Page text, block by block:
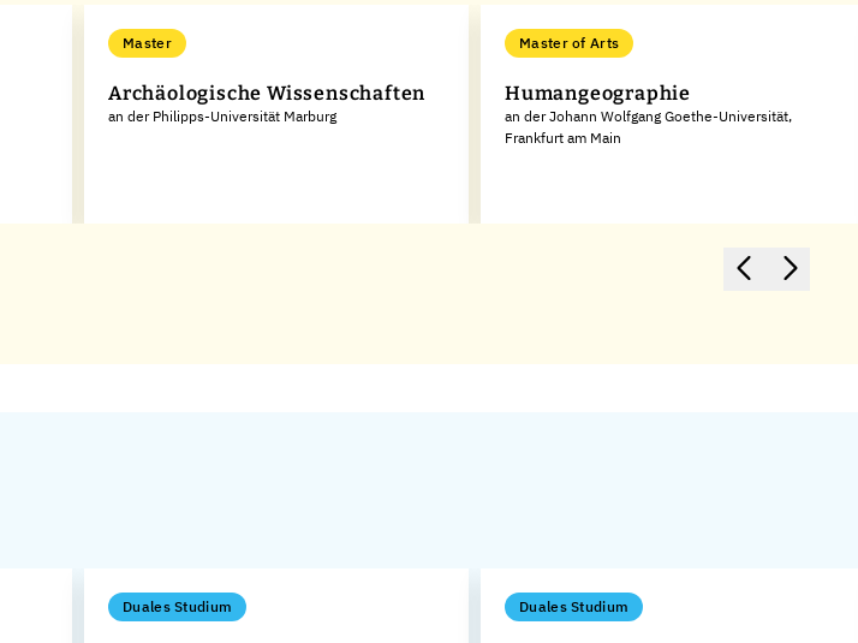
Master
Archäologische Wissenschaften
an der Philipps-Universität Marburg
Master of Arts
Humangeographie
an der Johann Wolfgang Goethe-Universität,
Frankfurt am Main
Duales Studium Duales Studium